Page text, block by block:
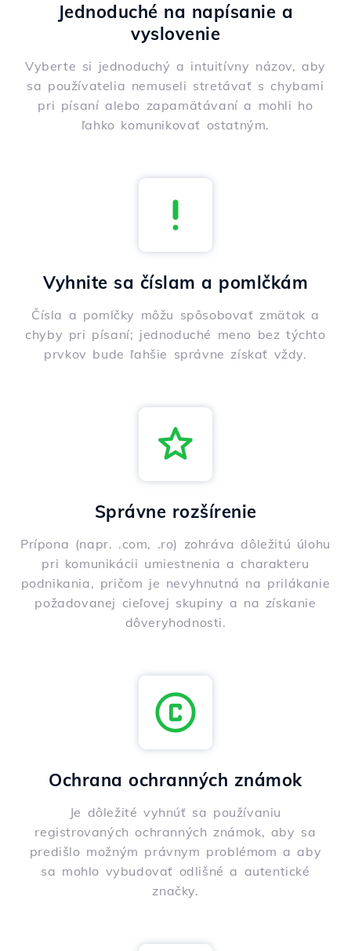
Jednoduché na napísanie a
vyslovenie
Vyberte si jednoduchý a intuitívny názov, aby
sa používatelia nemuseli stretávať s chybami
pri písaní alebo zapamätávaní a mohli ho
ľahko komunikovať ostatným.
Vyhnite sa číslam a pomlčkám
Čísla a pomlčky môžu spôsobovať zmätok a
chyby pri písaní; jednoduché meno bez týchto
prvkov bude ľahšie správne získať vždy.
Správne rozšírenie
Prípona (napr. .com, .ro) zohráva dôležitú úlohu
pri komunikácii umiestnenia a charakteru
podnikania, pričom je nevyhnutná na prilákanie
požadovanej cieľovej skupiny a na získanie
dôveryhodnosti.
Ochrana ochranných známok
Je dôležité vyhnúť sa používaniu
registrovaných ochranných známok, aby sa
predišlo možným právnym problémom a aby
sa mohlo vybudovať odlišné a autentické
značky.